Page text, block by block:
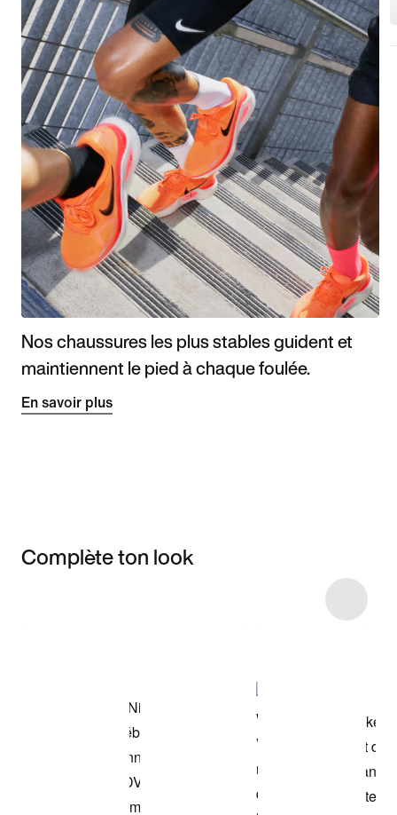
Nos chaussures les plus stables guident et
maintiennent le pied à chaque foulée.
En savoir plus
Complète ton look